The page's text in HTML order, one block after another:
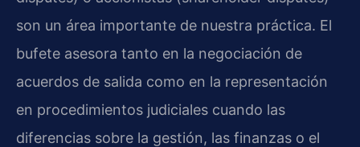
son un área importante de nuestra práctica. El
bufete asesora tanto en la negociación de
acuerdos de salida como en la representación
en procedimientos judiciales cuando las
diferencias sobre la gestión, las finanzas o el